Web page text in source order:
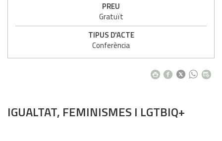
IGUALTAT, FEMINISMES I LGTBIQ+
PREU
Gratuït
TIPUS D'ACTE
Conferència